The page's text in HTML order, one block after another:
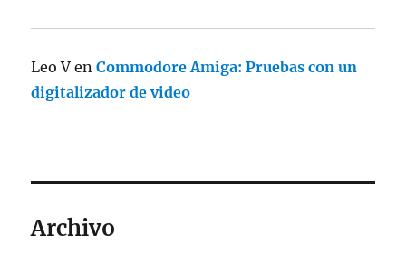
Leo V enCommodore Amiga: Pruebas con un
digitalizador de video
Archivo